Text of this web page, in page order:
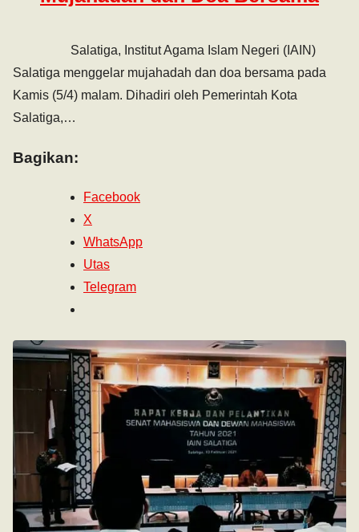
Salatiga, Institut Agama Islam Negeri (IAIN)
Salatiga menggelar mujahadah dan doa bersama pada
Kamis (5/4) malam. Dihadiri oleh Pemerintah Kota
Salatiga,…
Bagikan:
Facebook
X
WhatsApp
Utas
Telegram